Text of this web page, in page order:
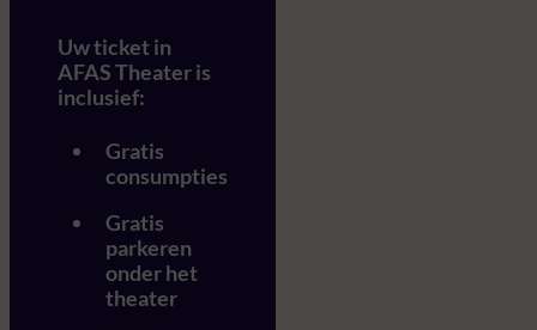
Uw ticket in
AFAS Theater is
inclusief:
Gratis
consumpties
Gratis
parkeren
onder het
theater